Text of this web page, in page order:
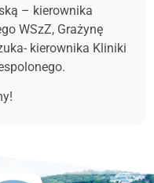
– kierownika
WSzZ, Grażynę
kierownika Kliniki